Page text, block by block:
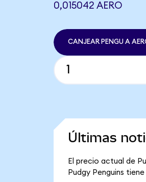
0,015042 AERO
CANJEAR PENGU A
Últimas
El precio actual de
Pudgy Penguins